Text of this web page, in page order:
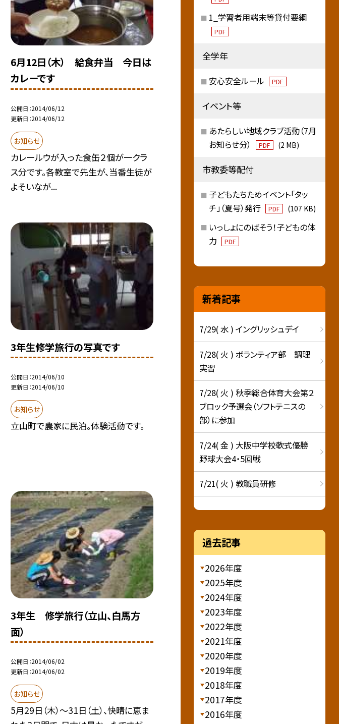
6月12日（木） 給食弁当 今日は
カレーです
公開日 2014/06/12
更新日 2014/06/12
お知らせ
カレールウが入った食缶２個が一クラ
ス分です。各教室で先生が、当番生徒が
よそいなが...
3年生修学旅行の写真です
公開日 2014/06/10
更新日 2014/06/10
お知らせ
立山町で農家に民泊。体験活動です。
3年生 修学旅行（立山、白馬方
面）
公開日 2014/06/02
更新日 2014/06/02
お知らせ
5月29日（木）〜31日（土）、快晴に恵ま
1_学習者用端末等貸付要綱
PDF
全学年
安心安全ルール PDF
イベント等
あたらしい地域クラブ活動（7月
お知らせ分）
PDF (2 MB)
市教委等配付
子どもたちためイベント「タッ
チ」（夏号）発行
PDF (107 KB)
いっしょにのばそう！子どもの体
力
PDF
新着記事
7/29( 水 ) イングリッシュデイ
7/28( 火 ) ボランティア部 調理
実習
7/28( 火 ) 秋季総合体育大会第２
ブロック予選会（ソフトテニスの
部）に参加
7/24( 金 ) 大阪中学校軟式優勝
野球大会4・5回戦
7/21( 火 ) 教職員研修
過去記事
2026年度
2025年度
2024年度
2023年度
2022年度
2021年度
2020年度
2019年度
2018年度
2017年度
2016年度